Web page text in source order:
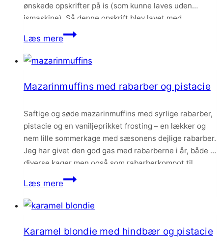
ønskede opskrifter på is (som kunne laves uden
ismaskine). Så denne opskrift blev lavet med
udgangspunkt i disse ønsker.
Læs mereLimeparfait
pistaciemazarin
karamelganache
nytårsdessert
Mazarinmuffins med rabarber og pistacie
Saftige og søde mazarinmuffins med syrlige rabarber,
pistacie og en vaniljeprikket frosting – en lækker og
nem lille sommerkage med sæsonens dejlige rabarber.
Jeg har givet den god gas med rabarberne i år, både i
diverse kager men også som rabarberkompot til
morgenmaden. Jeg elsker de syrlige stængler, der
virkelig er indbegrebet og smagen af…
Læs mereMazarinmuffins
rabarber
pistacie
Karamel blondie med hindbær og pistacie